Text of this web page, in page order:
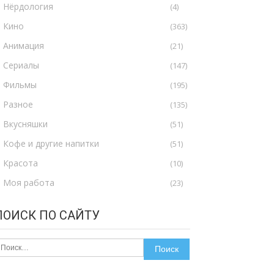
Нёрдология (4)
Кино (363)
Анимация (21)
Сериалы (147)
Фильмы (195)
Разное (135)
Вкусняшки (51)
Кофе и другие напитки (51)
Красота (10)
Моя работа (23)
ПО САЙТУ